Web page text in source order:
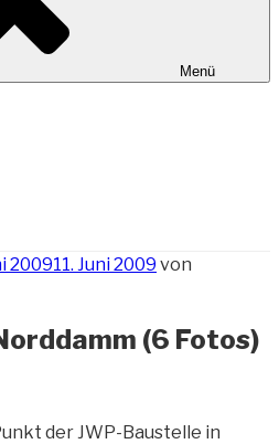
Menü
200911. Juni 2009 von
(6 Fotos)
der JWP-Baustelle in